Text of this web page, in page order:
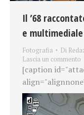
Il ’68
e
Fotografia Di
Lascia un commento
[caption